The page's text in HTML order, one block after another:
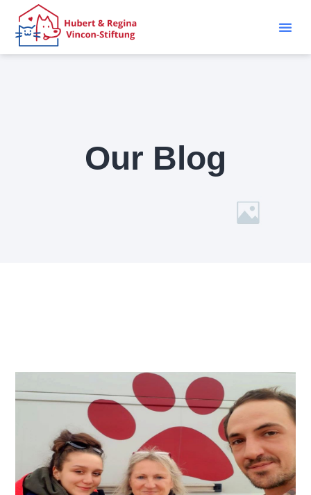
Our Blog